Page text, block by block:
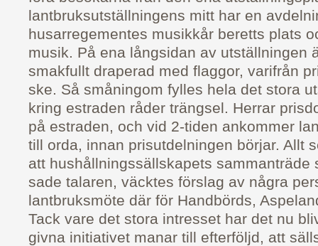
lantbruksutställningens mitt har en
husarregementes musikkår beretts plats
musik. På ena långsidan av utställningen
smakfullt draperad med flaggor, varifrån
ske. Så småningom fylles hela det stora
kring estraden råder trängsel. Herrar
på estraden, och vid 2-tiden ankommer
till orda, innan prisutdelningen börjar. Allt
att hushållningssällskapets sammanträde
sade talaren, väcktes förslag av några
lantbruksmöte där för Handbörds,
Tack vare det stora intresset har det nu
givna initiativet manar till efterföljd, att